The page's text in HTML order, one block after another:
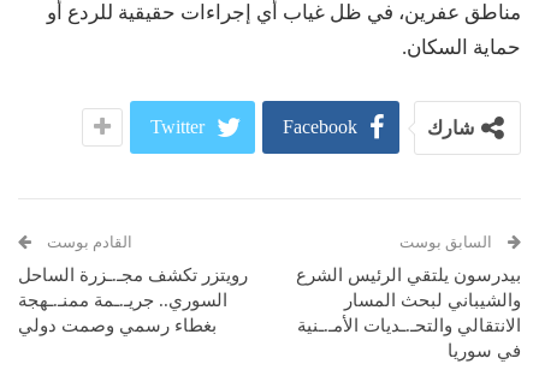
مناطق عفرين، في ظل غياب أي إجراءات حقيقية للردع أو
حماية السكان.
شارك Facebook
Twitter
السابق بوست
بيدرسون يلتقي الرئيس الشرع
والشيباني لبحث المسار
الانتقالي والتحـ.ـديات الأمـ.ـنية
في سوريا
القادم بوست
رويتزر تكشف مجـ.ـزرة الساحل
السوري.. جريـ.ـمة ممنـ.ـهجة
بغطاء رسمي وصمت دولي